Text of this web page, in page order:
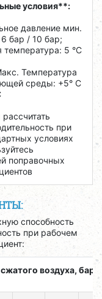
условия**:
давление мин.
бар / 10 бар;
температура: 5 °C
Температура
среды: +5° С
при
условиях
поправочных
способность
при рабочем
воздуха, бар